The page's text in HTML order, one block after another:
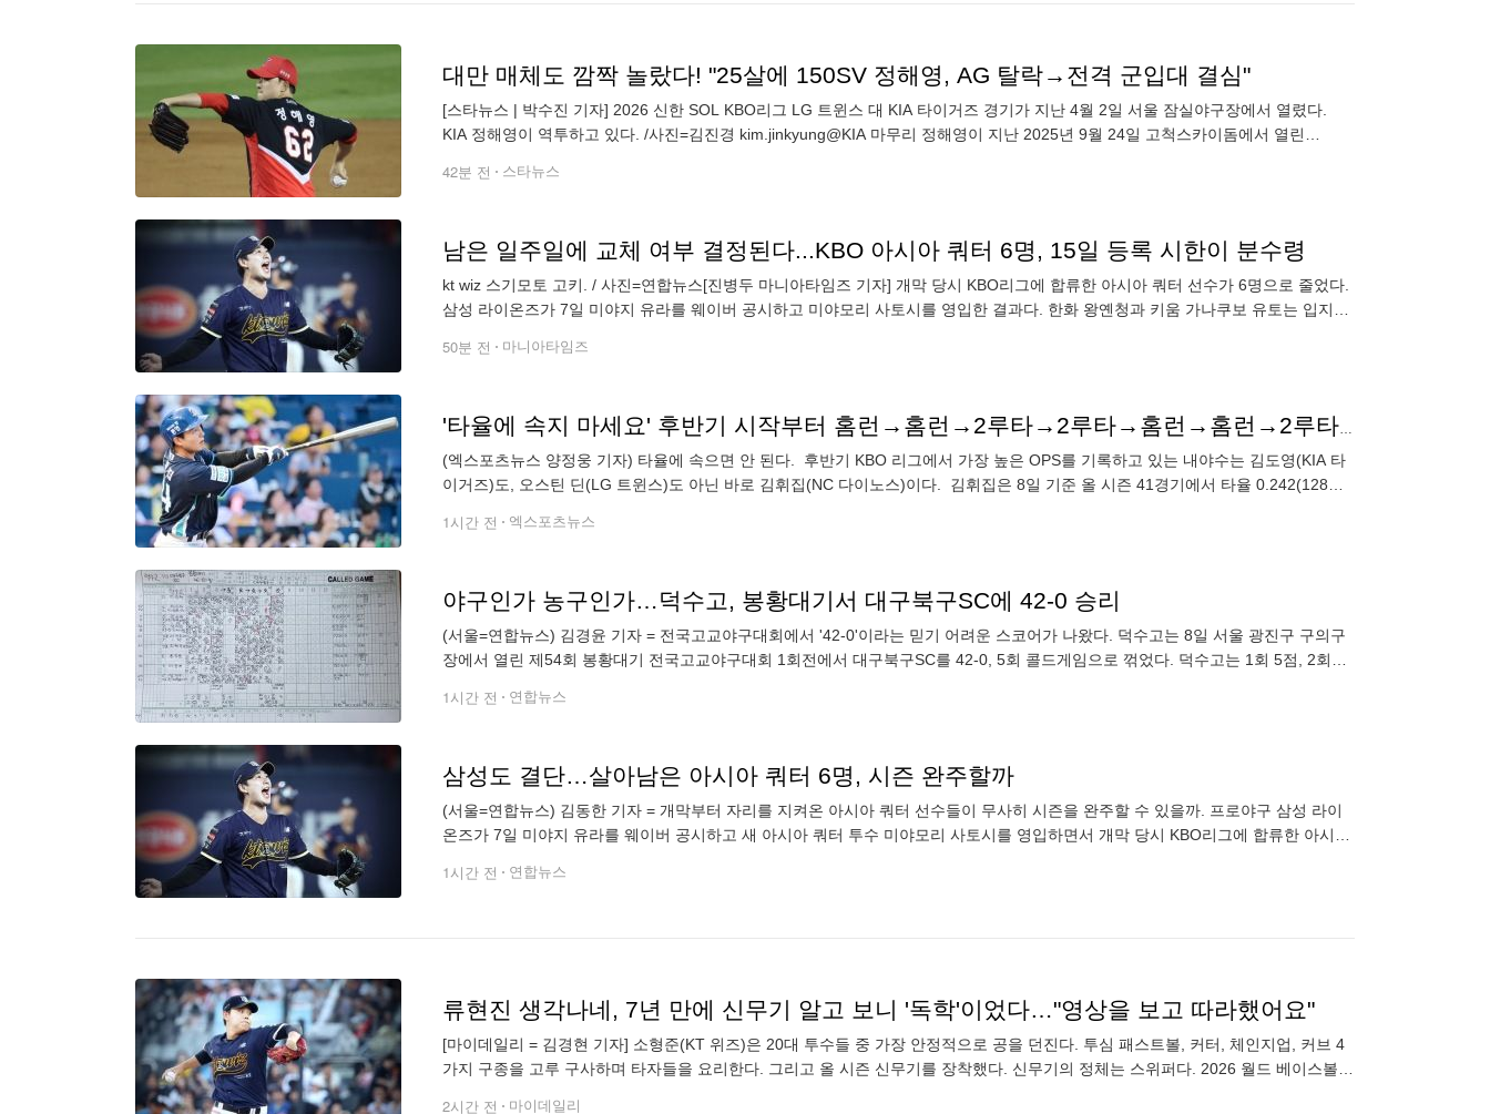
대만 매체도 깜짝 놀랐다! "25살에 150SV 정해영, AG 탈락→전격 군입대 결심"
[스타뉴스 | 박수진 기자] 2026 신한 SOL KBO리그 LG 트윈스 대 KIA 타이거즈 경기가 지난 4월 2일 서울 잠실야구장에서 열렸다.
KIA 정해영이 역투하고 있다. /사진=김진경 kim.jinkyung@KIA 마무리 정해영이 지난 2025년 9월 24일 고척스카이돔에서 열린
42분 전 스타뉴스
남은 일주일에 교체 여부 결정된다...KBO 아시아 쿼터 6명, 15일 등록 시한이 분수령
kt wiz 스기모토 고키. / 사진=연합뉴스[진병두 마니아타임즈 기자] 개막 당시 KBO리그에 합류한 아시아 쿼터 선수가 6명으로 줄었다.
삼성 라이온즈가 7일 미야지 유라를 웨이버 공시하고 미야모리 사토시를 영입한 결과다. 한화 왕옌청과 키움 가나쿠보 유토는 입지가
50분 전 마니아타임즈
'타율에 속지 마세요' 후반기 시작부터 홈런→홈런→2루타→2루타→홈런→홈런→2루타…김도영·오스틴보다 OPS 높다니
(엑스포츠뉴스 양정웅 기자) 타율에 속으면 안 된다. 후반기 KBO 리그에서 가장 높은 OPS를 기록하고 있는 내야수는 김도영(KIA 타
이거즈)도, 오스틴 딘(LG 트윈스)도 아닌 바로 김휘집(NC 다이노스)이다. 김휘집은 8일 기준 올 시즌 41경기에서 타율 0.242(128타
1시간 전 엑스포츠뉴스
야구인가 농구인가…덕수고, 봉황대기서 대구북구SC에 42-0 승리
(서울=연합뉴스) 김경윤 기자 = 전국고교야구대회에서 '42-0'이라는 믿기 어려운 스코어가 나왔다. 덕수고는 8일 서울 광진구 구의구
장에서 열린 제54회 봉황대기 전국고교야구대회 1회전에서 대구북구SC를 42-0, 5회 콜드게임으로 꺾었다. 덕수고는 1회 5점, 2회에
1시간 전 연합뉴스
삼성도 결단…살아남은 아시아 쿼터 6명, 시즌 완주할까
(서울=연합뉴스) 김동한 기자 = 개막부터 자리를 지켜온 아시아 쿼터 선수들이 무사히 시즌을 완주할 수 있을까. 프로야구 삼성 라이
온즈가 7일 미야지 유라를 웨이버 공시하고 새 아시아 쿼터 투수 미야모리 사토시를 영입하면서 개막 당시 KBO리그에 합류한 아시아
1시간 전 연합뉴스
류현진 생각나네, 7년 만에 신무기 알고 보니 '독학'이었다…"영상을 보고 따라했어요"
[마이데일리 = 김경현 기자] 소형준(KT 위즈)은 20대 투수들 중 가장 안정적으로 공을 던진다. 투심 패스트볼, 커터, 체인지업, 커브 4
가지 구종을 고루 구사하며 타자들을 요리한다. 그리고 올 시즌 신무기를 장착했다. 신무기의 정체는 스위퍼다. 2026 월드 베이스볼
2시간 전 마이데일리